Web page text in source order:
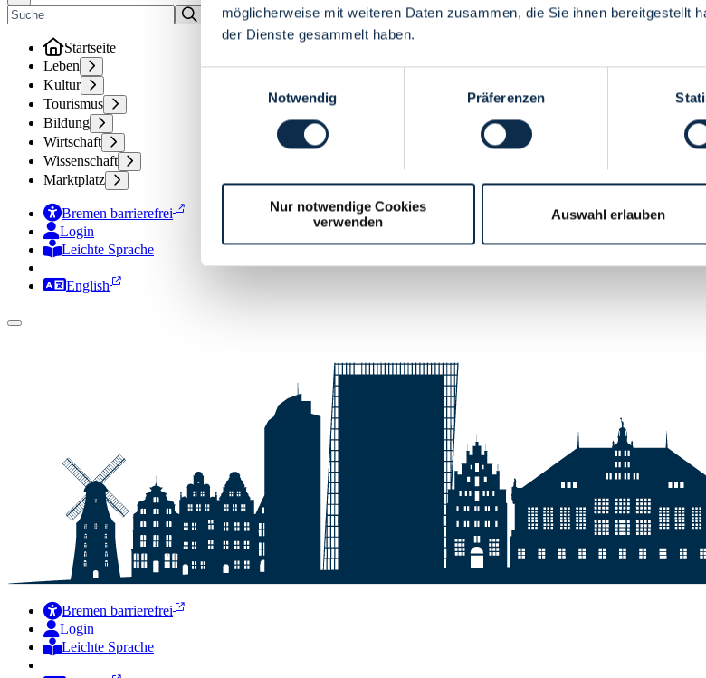
möglicherweise mit weiteren Daten zusammen, die Sie ihnen bereitgestellt
der Dienste gesammelt haben.
Notwendig
Präferenzen
Nur notwendige Cookies
verwenden
Auswahl erlauben
Startseite
Leben
Kultur
Tourismus
Bildung
Wirtschaft
Wissenschaft
Marktplatz
Bremen barrierefrei
Login
Leichte Sprache
Zur Deutschen Gebärdensprache
English
Bremen barrierefrei
Login
Leichte Sprache